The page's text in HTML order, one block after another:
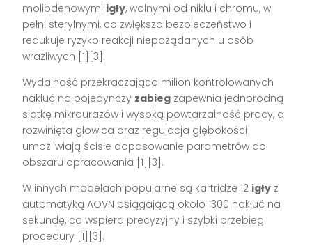
molibdenowymi igły, wolnymi od niklu i chromu, w
pełni sterylnymi, co zwiększa bezpieczeństwo i
redukuje ryzyko reakcji niepożądanych u osób
wrażliwych [1][3].
Wydajność przekraczająca milion kontrolowanych
nakłuć na pojedynczy zabieg zapewnia jednorodną
siatkę mikrourazów i wysoką powtarzalność pracy, a
rozwinięta głowica oraz regulacja głębokości
umożliwiają ścisłe dopasowanie parametrów do
obszaru opracowania [1][3].
W innych modelach popularne są kartridże 12 igły z
automatyką AOVN osiągającą około 1300 nakłuć na
sekundę, co wspiera precyzyjny i szybki przebieg
procedury [1][3].